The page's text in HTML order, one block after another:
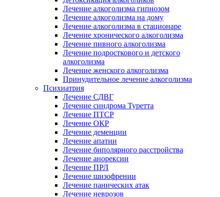
Лечение алкоголизма гипнозом
Лечение алкоголизма на дому
Лечение алкоголизма в стационаре
Лечение хронического алкоголизма
Лечение пивного алкоголизма
Лечение подросткового и детского
алкоголизма
Лечение женского алкоголизма
Принудительное лечение алкоголизма
Психиатрия
Лечение СДВГ
Лечение синдрома Туретта
Лечение ПТСР
Лечение ОКР
Лечение деменции
Лечение апатии
Лечение биполярного расстройства
Лечение анорексии
Лечение ПРЛ
Лечение шизофрении
Лечение панических атак
Лечение неврозов